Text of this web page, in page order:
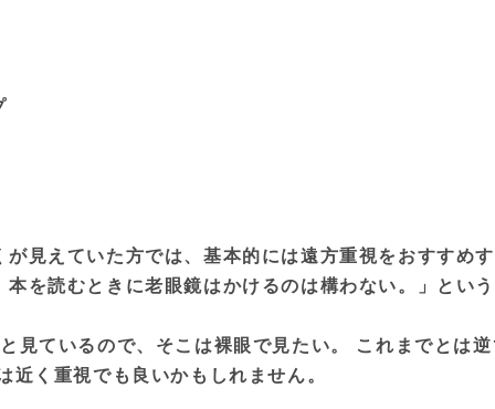
見えていた方では、基本的には遠方重視をおすすめ
を読むときに老眼鏡はかけるのは構わない。」とい
見ているので、そこは裸眼で見たい。 これまでとは
く重視でも良いかもしれません。